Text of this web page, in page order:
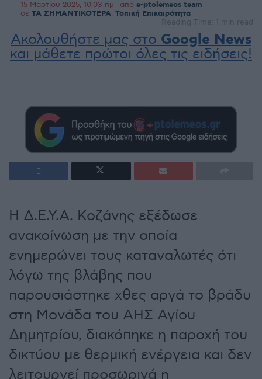
15 Μαρτίου 2025, 10:03 πμ από e-ptolemeos team
σε ΤΑ ΣΗΜΑΝΤΙΚΟΤΕΡΑ Τοπική Επικαιρότητα
Reading Time: 1 min read
Ακολουθήστε μας στο Google News
και μάθετε πρώτοι όλες τις ειδήσεις!
Η Δ.Ε.Υ.Α. Κοζάνης εξέδωσε
ανακοίνωση με την οποία
ενημερώνει τους καταναλωτές ότι
λόγω της βλάβης που
παρουσιάστηκε χθες αργά το βράδυ
στη Μονάδα του ΑΗΣ Αγίου
Δημητρίου, διακόπηκε η παροχή του
δικτύου με θερμική ενέργεια και δεν
λειτουργεί προσωρινά η